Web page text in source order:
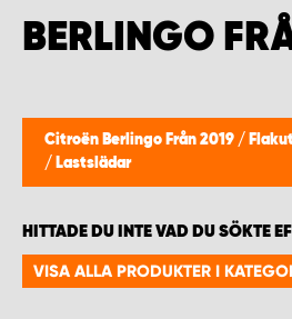
BERLINGO
Citroën Berlingo Från 2019 /
/ Lastslädar
HITTADE DU INTE VAD DU SÖKTE
VISA ALLA PRODUKTER I
WORK SYSTEM KARLSTAD
WORK SYSTEM KRISTIANSTAD
WORK SYSTEM LINKÖPING